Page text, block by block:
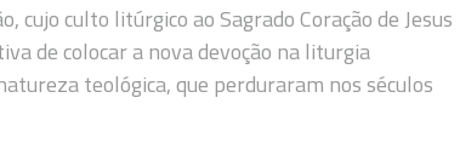
cujo culto litúrgico ao Sagrado Coração de Jesus
de colocar a nova devoção na liturgia
teológica, que perduraram nos séculos